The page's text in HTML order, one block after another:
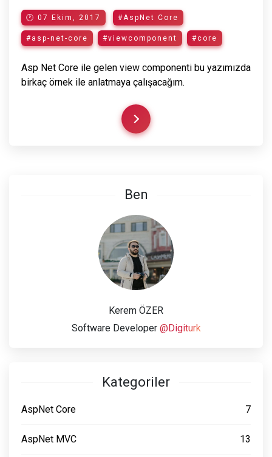
🕐 07 Ekim, 2017 #AspNet Core
#asp-net-core #viewcomponent #core
Asp Net Core ile gelen view componenti bu yazımızda
birkaç örnek ile anlatmaya çalışacağım.
Ben
Kerem ÖZER
Software Developer @Digiturk
Kategoriler
AspNet Core 7
AspNet MVC 13